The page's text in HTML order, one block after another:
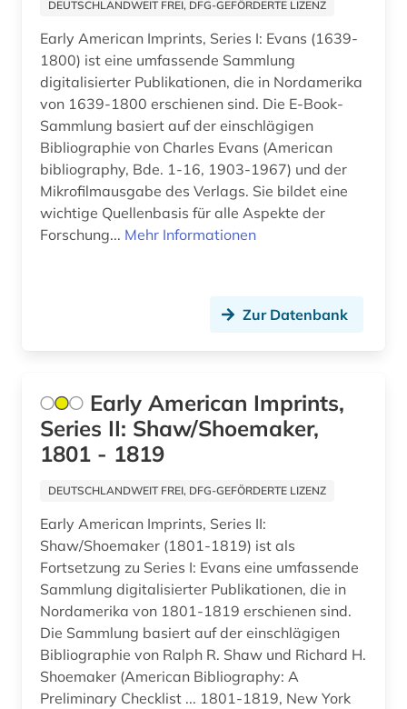
DEUTSCHLANDWEIT FREI, DFG-GEFÖRDERTE LIZENZ
Early American Imprints, Series I: Evans (1639-
1800) ist eine umfassende Sammlung
digitalisierter Publikationen, die in Nordamerika
von 1639-1800 erschienen sind. Die E-Book-
Sammlung basiert auf der einschlägigen
Bibliographie von Charles Evans (American
bibliography, Bde. 1-16, 1903-1967) und der
Mikrofilmausgabe des Verlags. Sie bildet eine
wichtige Quellenbasis für alle Aspekte der
Forschung... Mehr Informationen
Zur Datenbank
Early American Imprints,
Series II: Shaw/Shoemaker,
1801 - 1819
DEUTSCHLANDWEIT FREI, DFG-GEFÖRDERTE LIZENZ
Early American Imprints, Series II:
Shaw/Shoemaker (1801-1819) ist als
Fortsetzung zu Series I: Evans eine umfassende
Sammlung digitalisierter Publikationen, die in
Nordamerika von 1801-1819 erschienen sind.
Die Sammlung basiert auf der einschlägigen
Bibliographie von Ralph R. Shaw und Richard H.
Shoemaker (American Bibliography: A
Preliminary Checklist ... 1801-1819, New York